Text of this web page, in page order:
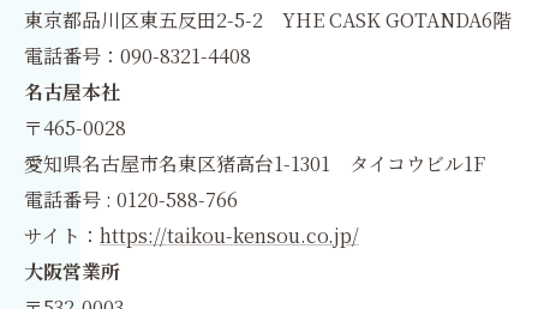
東京都品川区東五反田2-5-2 YHE CASK GOTANDA6階
電話番号：090-8321-4408
名古屋本社
〒465-0028
愛知県名古屋市名東区猪高台1-1301 タイコウビル1F
電話番号 : 0120-588-766
サイト： https://taikou-kensou.co.jp/
大阪営業所